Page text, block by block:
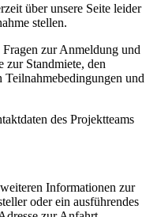
über unsere Seite leider
stellen.
zur Anmeldung und
zur Standmiete, den
und
des Projektteams
Informationen zur
oder ein ausführendes